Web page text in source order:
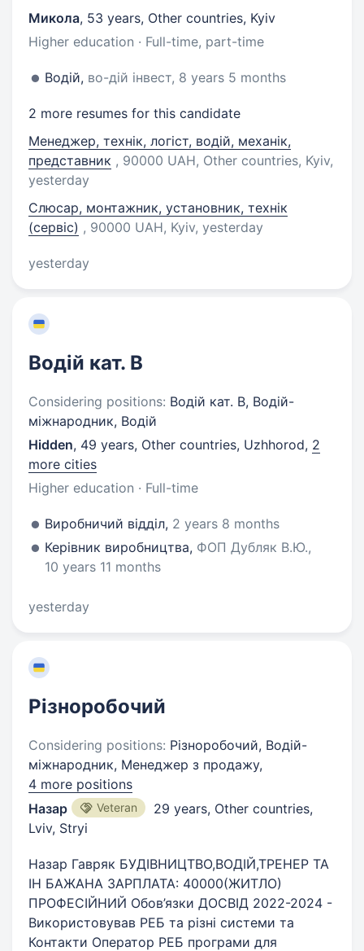
Микола, 53 years, Other countries, Kyiv
Higher education · Full-time, part-time
Водій, во-дій інвест, 8 years 5 months
2 more resumes for this candidate
Менеджер, технік, логіст, водій, механік,
представник , 90000 UAH, Other countries, Kyiv,
yesterday
Слюсар, монтажник, установник, технік
(сервіс) , 90000 UAH, Kyiv, yesterday
yesterday
Водій кат. В
Considering positions: Водій кат. В, Водій-
міжнародник, Водій
Hidden, 49 years, Other countries, Uzhhorod, 2
more cities
Higher education · Full-time
Виробничий вiддiл, 2 years 8 months
Керівник виробництва, ФОП Дубляк В.Ю.,
10 years 11 months
yesterday
Різноробочий
Considering positions: Різноробочий, Водій-
міжнародник, Менеджер з продажу,
4 more positions
Назар
Veteran 29 years, Other countries,
Lviv, Stryi
Назар Гавряк БУДІВНИЦТВО,ВОДІЙ,ТРЕНЕР ТА
ІН БАЖАНА ЗАРПЛАТА: 40000(ЖИТЛО)
ПРОФЕСІЙНИЙ Обов’язки ДОСВІД 2022-2024 -
Використовував РЕБ та різні системи та
Контакти Оператор РЕБ програми для